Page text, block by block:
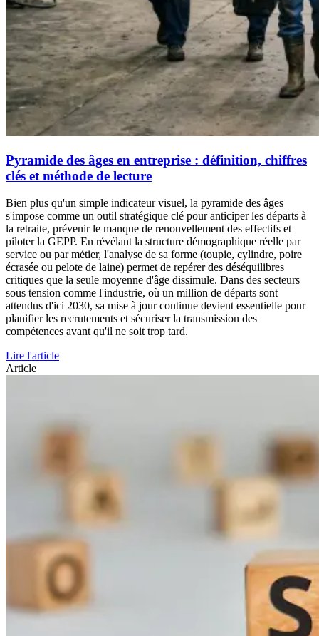
Pyramide des âges en entreprise : définition, chiffres
clés et méthode de lecture
Bien plus qu'un simple indicateur visuel, la pyramide des âges
s'impose comme un outil stratégique clé pour anticiper les départs à
la retraite, prévenir le manque de renouvellement des effectifs et
piloter la GEPP. En révélant la structure démographique réelle par
service ou par métier, l'analyse de sa forme (toupie, cylindre, poire
écrasée ou pelote de laine) permet de repérer des déséquilibres
critiques que la seule moyenne d'âge dissimule. Dans des secteurs
sous tension comme l'industrie, où un million de départs sont
attendus d'ici 2030, sa mise à jour continue devient essentielle pour
planifier les recrutements et sécuriser la transmission des
compétences avant qu'il ne soit trop tard.
Lire l'article
Article